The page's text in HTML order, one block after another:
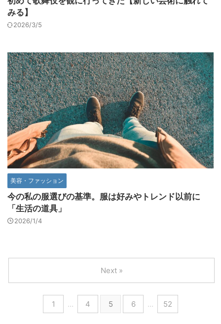
みる】
2026/3/5
美容・ファッション
今の私の服選びの基準。服は好みやトレンド以前に
「生活の道具」
2026/1/4
1 … 4 5 6 … 52
Next »